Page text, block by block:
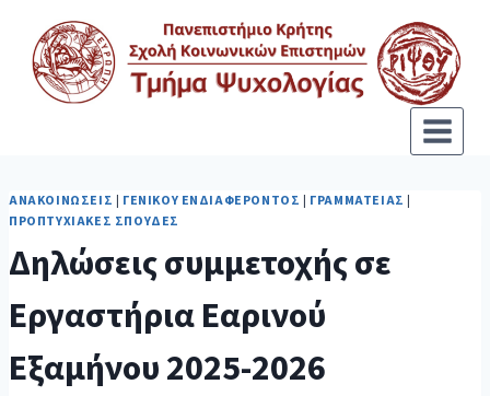
ΑΝΑΚΟΙΝΏΣΕΙΣ | ΓΕΝΙΚΟΎ ΕΝΔΙΑΦΈΡΟΝΤΟΣ | ΓΡΑΜΜΑΤΕΊΑΣ |
ΠΡΟΠΤΥΧΙΑΚΈΣ ΣΠΟΥΔΈΣ
Δηλώσεις συμμετοχής σε
Εργαστήρια Εαρινού
Εξαμήνου 2025-2026